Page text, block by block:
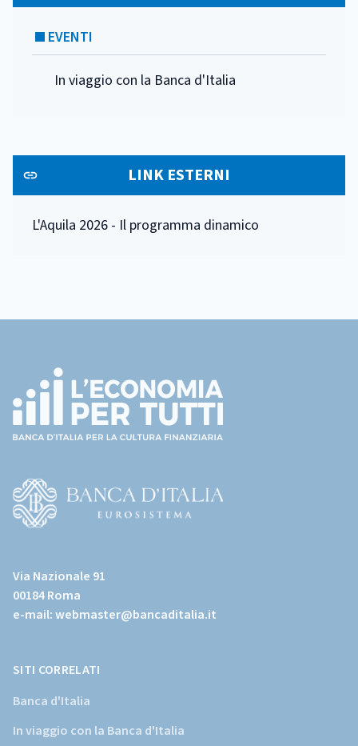
EVENTI
In viaggio con la Banca d'Italia
LINK ESTERNI
L'Aquila 2026 - Il programma dinamico
page)
sito
istituzionale
della
Via Nazionale 91
00184 Roma
e-mail:webmaster@bancaditalia.it
SITI CORRELATI
Banca d'Italia
In viaggio con la Banca d'Italia